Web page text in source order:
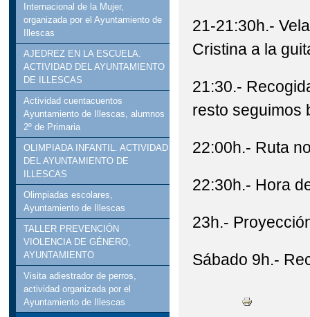
Internacional de la Mujer,
organizada por el Ayuntamiento de
Illescas
AJEDREZ EN LA ESCUELA.
ACTIVIDAD DEL AYUNTAMIENTO
DE ILLESCAS
Actividad cuentacuentos
Ayuntamiento de Illescas, alumnos
2º de Primaria
OLIMPIADA INFANTIL. ACTIVIDAD
DEL AYUNTAMIENTO DE
ILLESCAS
Olimpiadas escolares,
Ayuntamiento de Illescas
TALLER PREVENCIÓN
VIOLENCIA DE GÉNERO,
AYUNTAMIENTO
Visita adiestrador de perros,
actividad organizada por el
Ayuntamiento de Illescas
21-21:30h.-
Cristina a la
21:30.-
resto seguimos
22:00h.- Ruta
22:30h.- Hora
23h.-
Sábado 9h.-